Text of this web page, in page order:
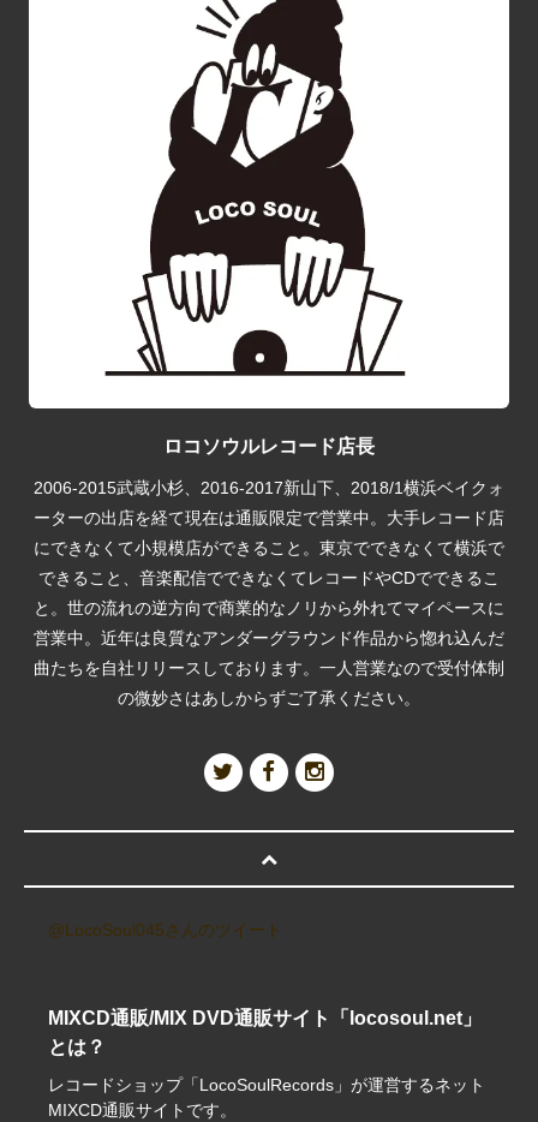
ロコソウルレコード店長
2006-2015武蔵小杉、2016-2017新山下、2018/1横浜ベイクォ
ーターの出店を経て現在は通販限定で営業中。大手レコード店
にできなくて小規模店ができること。東京でできなくて横浜で
できること、音楽配信でできなくてレコードやCDでできるこ
と。世の流れの逆方向で商業的なノリから外れてマイペースに
営業中。近年は良質なアンダーグラウンド作品から惚れ込んだ
曲たちを自社リリースしております。一人営業なので受付体制
の微妙さはあしからずご了承ください。
@LocoSoul045さんのツイート
MIXCD通販/MIX DVD通販サイト「locosoul.net」
とは？
レコードショップ「LocoSoulRecords」が運営するネット
MIXCD通販サイトです。